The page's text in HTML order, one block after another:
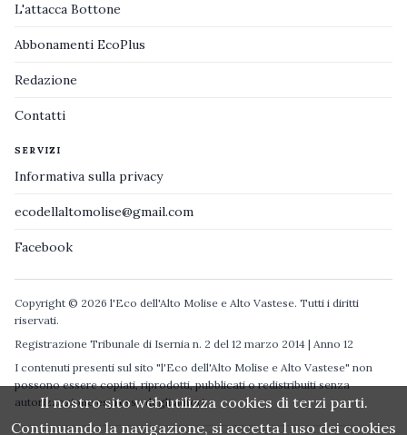
L'attacca Bottone
Abbonamenti EcoPlus
Redazione
Contatti
SERVIZI
Informativa sulla privacy
ecodellaltomolise@gmail.com
Facebook
Copyright © 2026 l'Eco dell'Alto Molise e Alto Vastese. Tutti i diritti
riservati.
Registrazione Tribunale di Isernia n. 2 del 12 marzo 2014 | Anno 12
I contenuti presenti sul sito "l'Eco dell'Alto Molise e Alto Vastese" non
possono essere copiati, riprodotti, pubblicati o redistribuiti senza
autorizzazione espressa degli autori.
Il nostro sito web utilizza cookies di terzi parti.
Continuando la navigazione, si accetta l uso dei cookies